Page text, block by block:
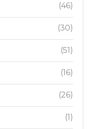
(46)
(30)
(51)
(16)
(26)
(1)